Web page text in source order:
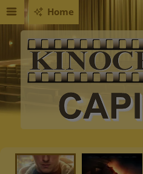
Home